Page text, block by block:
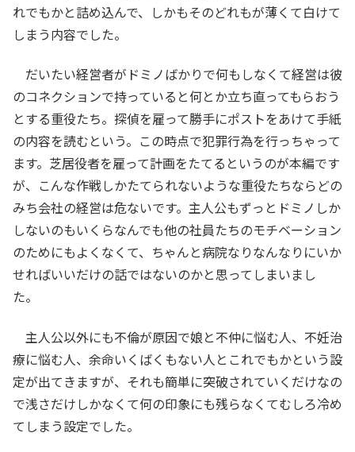
れでもかと詰め込んで、しかもそのどれもが薄くて白けて
しまう内容でした。
だいたい経営者がドミノばかりで何もしなくて経営は彼
のコネクションで持っていると何とか立ち直ってもらおう
とする重役たち。探偵を雇って勝手にポストをあけて手紙
の内容を読むという。この時点で犯罪行為を行っちゃって
ます。芝居役者を雇って計画をたてるというのが本編です
が、こんな作戦しかたてられないような重役たちならどの
みち会社の経営は危ないです。主人公もずっとドミノしか
しないのもいくらなんでも他の社員たちのモチベーション
のためにもよくなくて、ちゃんと病院なりなんなりにいか
せればいいだけの話ではないのかと思ってしまいまし
た。
主人公以外にも不倫が原因で娘と不仲に悩む人、不妊治
療に悩む人、余命いくばくもない人とこれでもかという設
定が出てきますが、それも簡単に突破されていくだけなの
で浅さだけしかなくて何の印象にも残らなくてむしろ冷め
てしまう設定でした。